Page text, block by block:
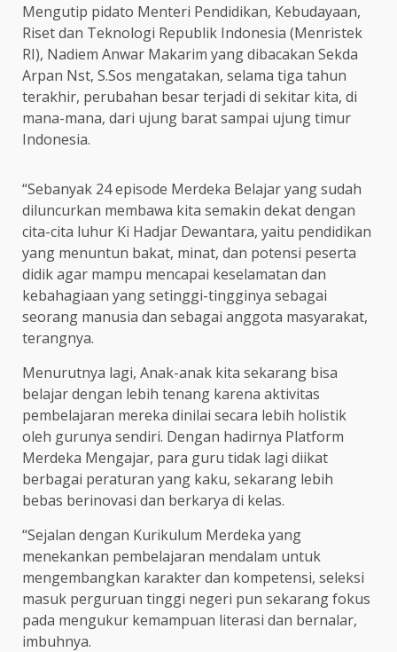
Mengutip pidato Menteri Pendidikan, Kebudayaan,
Riset dan Teknologi Republik Indonesia (Menristek
RI), Nadiem Anwar Makarim yang dibacakan Sekda
Arpan Nst, S.Sos mengatakan, selama tiga tahun
terakhir, perubahan besar terjadi di sekitar kita, di
mana-mana, dari ujung barat sampai ujung timur
Indonesia.
“Sebanyak 24 episode Merdeka Belajar yang sudah
diluncurkan membawa kita semakin dekat dengan
cita-cita luhur Ki Hadjar Dewantara, yaitu pendidikan
yang menuntun bakat, minat, dan potensi peserta
didik agar mampu mencapai keselamatan dan
kebahagiaan yang setinggi-tingginya sebagai
seorang manusia dan sebagai anggota masyarakat,
terangnya.
Menurutnya lagi, Anak-anak kita sekarang bisa
belajar dengan lebih tenang karena aktivitas
pembelajaran mereka dinilai secara lebih holistik
oleh gurunya sendiri. Dengan hadirnya Platform
Merdeka Mengajar, para guru tidak lagi diikat
berbagai peraturan yang kaku, sekarang lebih
bebas berinovasi dan berkarya di kelas.
“Sejalan dengan Kurikulum Merdeka yang
menekankan pembelajaran mendalam untuk
mengembangkan karakter dan kompetensi, seleksi
masuk perguruan tinggi negeri pun sekarang fokus
pada mengukur kemampuan literasi dan bernalar,
imbuhnya.